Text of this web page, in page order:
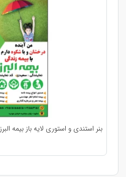
بنر استندی و استوری لایه باز بیمه البرز